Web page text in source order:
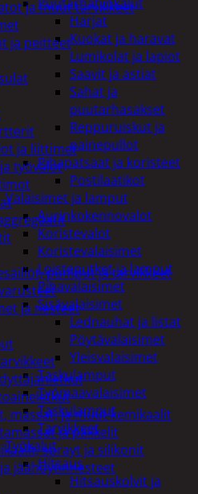
Harjat
Kuokat ja haravat
Lumikolat ja lapiot
Saavit ja astiat
Sahat ja
puutarhasakset
Reppuruiskut ja
painepullot
Pihapatsaat ja koristeet
Postilaatikot
Valaisimet ja lamput
Aurinkokennovalot
Koristevalot
Koristevalaisimet
Loisteputket ja lamput
Pihavalaisimet
Sisävalaisimet
Lednauhat ja listat
Pöytävalaisimet
Yleisvalaisimet
Taskulamput
Työmaavalaisimet
Taskulamput
Tarvikkeet
Työkalut
Hitsaus
Hitsauskolvit ja
ja muut tarvikkeet
ja peitteet
ja liittimet
työvalot
pumput ja tarvikkeet
ja nesteet
massat, ja muut kemikaalit
ja pakkelit
sprayt ja silikonit
jäähdytinnesteet